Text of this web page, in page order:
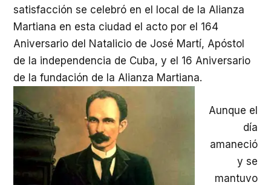
satisfacción se celebró en el local de la Alianza
Martiana en esta ciudad el acto por el 164
Aniversario del Natalicio de José Martí, Apóstol
de la independencia de Cuba, y el 16 Aniversario
de la fundación de la Alianza Martiana.
Aunque el
día
amaneció
y se
mantuvo